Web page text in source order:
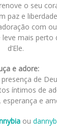
o seu
paz e
com
mais perto
d’Ele.
e adore:
de
íntimos de
e
ou